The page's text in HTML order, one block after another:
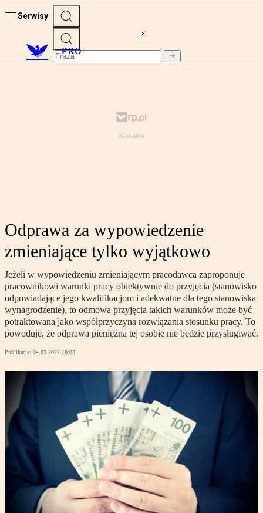
Serwisy
PRO
Odprawa za wypowiedzenie
zmieniające tylko wyjątkowo
Jeżeli w wypowiedzeniu zmieniającym pracodawca zaproponuje
pracownikowi warunki pracy obiektywnie do przyjęcia (stanowisko
odpowiadające jego kwalifikacjom i adekwatne dla tego stanowiska
wynagrodzenie), to odmowa przyjęcia takich warunków może być
potraktowana jako współprzyczyna rozwiązania stosunku pracy. To
powoduje, że odprawa pieniężna tej osobie nie będzie przysługiwać.
Publikacja: 04.05.2022 18:03